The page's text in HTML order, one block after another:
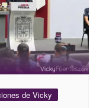
de Vicky